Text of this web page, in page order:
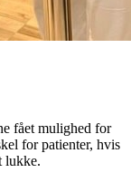
fået mulighed for
for patienter, hvis
lukke.